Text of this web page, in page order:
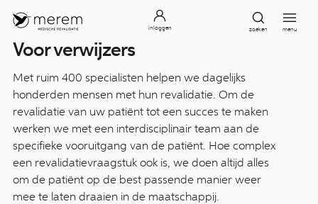
inloggen zoeken menu
Voor verwijzers
Met ruim 400 specialisten helpen we dagelijks
honderden mensen met hun revalidatie. Om de
revalidatie van uw patiënt tot een succes te maken
werken we met een interdisciplinair team aan de
specifieke vooruitgang van de patiënt. Hoe complex
een revalidatievraagstuk ook is, we doen altijd alles
om de patiënt op de best passende manier weer
mee te laten draaien in de maatschappij.